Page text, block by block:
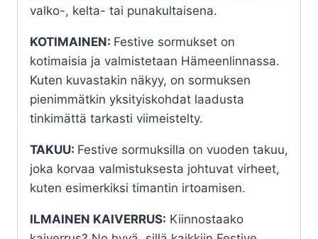
valko-, kelta- tai punakultaisena.
KOTIMAINEN: Festive sormukset on
kotimaisia ja valmistetaan Hämeenlinnassa.
Kuten kuvastakin näkyy, on sormuksen
pienimmätkin yksityiskohdat laadusta
tinkimättä tarkasti viimeistelty.
TAKUU: Festive sormuksilla on vuoden takuu,
joka korvaa valmistuksesta johtuvat virheet,
kuten esimerkiksi timantin irtoamisen.
ILMAINEN KAIVERRUS: Kiinnostaako